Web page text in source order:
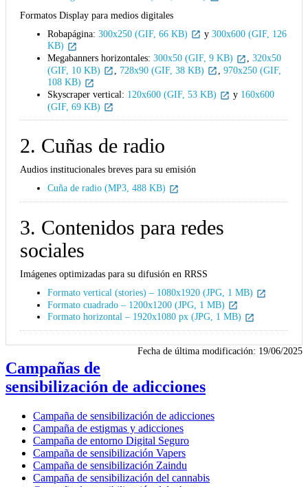
Formatos Display para medios digitales
Robapágina: 300x250 (GIF, 66 KB) y 300x600 (GIF, 126
KB)
Megabanners horizontales: 300x50 (GIF, 9 KB)
320x50
(GIF, 10 KB)
728x90 (GIF, 38 KB)
970x250 (GIF,
108 KB)
Skyscraper vertical: 120x600 (GIF, 53 KB) y 160x600
(GIF, 69 KB)
2. Cuñas de radio
Audios institucionales breves para su emisión
Cuña de radio (MP3, 488 KB)
3. Contenidos para redes
sociales
Imágenes optimizadas para su difusión en RRSS
Formato vertical (stories) – 1080x1920 (JPG, 1 MB)
Formato cuadrado – 1200x1200 (JPG, 1 MB)
Formato horizontal – 1920x1080 px (JPG, 1 MB)
Fecha de última modificación: 19/06/2025
Campañas de
sensibilización de adicciones
Campaña de sensibilización de adicciones
Campaña de estigmas y adicciones
Campaña de entorno Digital Seguro
Campaña de sensibilización Vapers
Campaña de sensibilización Zaindu
Campaña de sensibilización del cannabis